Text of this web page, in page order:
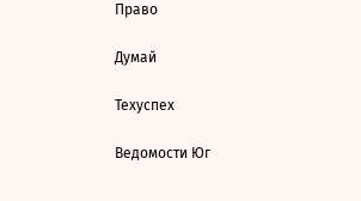
Право
Думай
Техуспех
Ведомости Юг